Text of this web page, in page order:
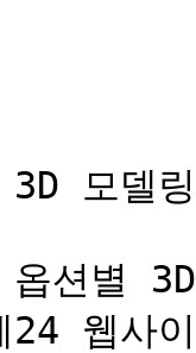
3D 모델
션별
웹사